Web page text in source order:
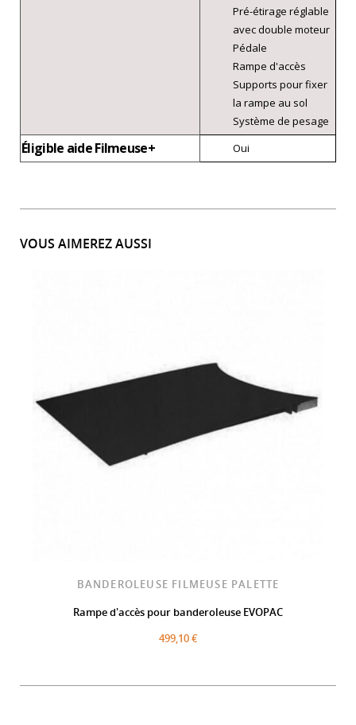
Pré-étirage réglable
avec double moteur
Pédale
Rampe d'accès
Supports pour fixer
la rampe au sol
Système de pesage
Éligible aide Filmeuse+ Oui
VOUS AIMEREZ AUSSI
BANDEROLEUSE FILMEUSE PALETTE
Rampe d'accès pour banderoleuse EVOPAC
499,10 €